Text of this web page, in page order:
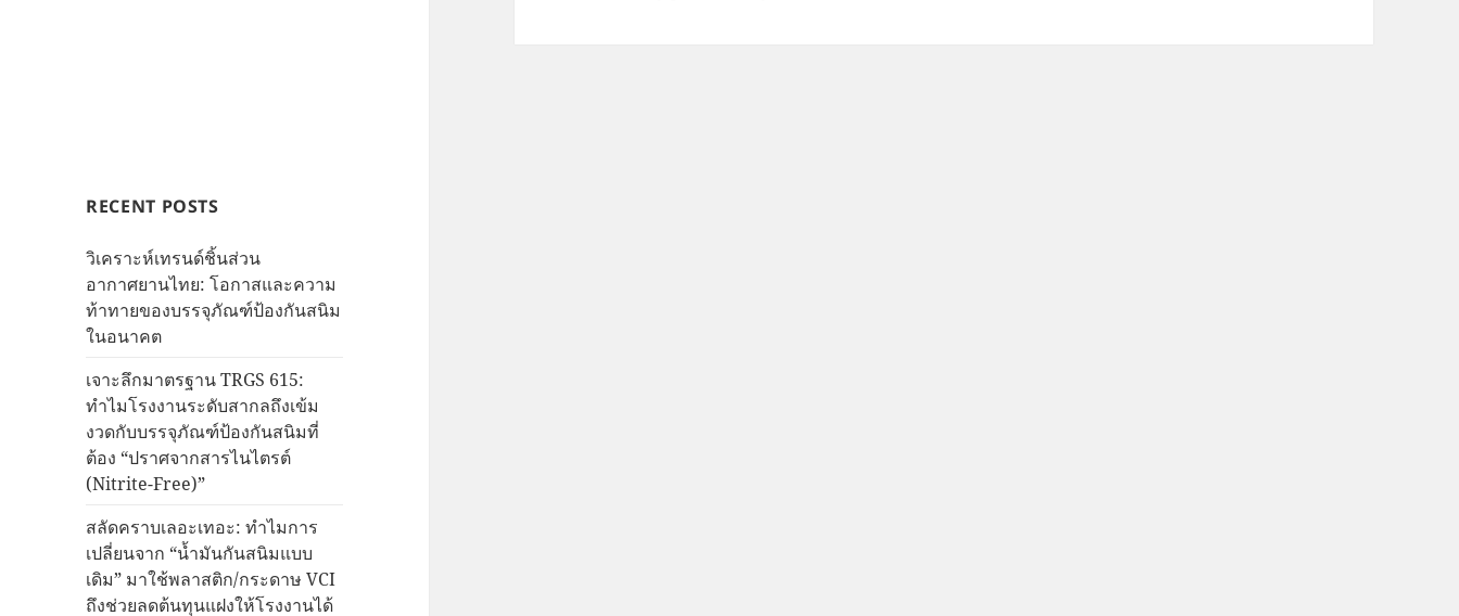
RECENT POSTS
วิเคราะห์เทรนด์ชิ้นส่วน
อากาศยานไทย: โอกาสและความ
ท้าทายของบรรจุภัณฑ์ป้องกันสนิม
ในอนาคต
เจาะลึกมาตรฐาน TRGS 615:
ทำไมโรงงานระดับสากลถึงเข้ม
งวดกับบรรจุภัณฑ์ป้องกันสนิมที่
ต้อง “ปราศจากสารไนไตรต์
(Nitrite-Free)”
สลัดคราบเลอะเทอะ: ทำไมการ
เปลี่ยนจาก “น้ำมันกันสนิมแบบ
เดิม” มาใช้พลาสติก/กระดาษ VCI
ถึงช่วยลดต้นทุนแฝงให้โรงงานได้